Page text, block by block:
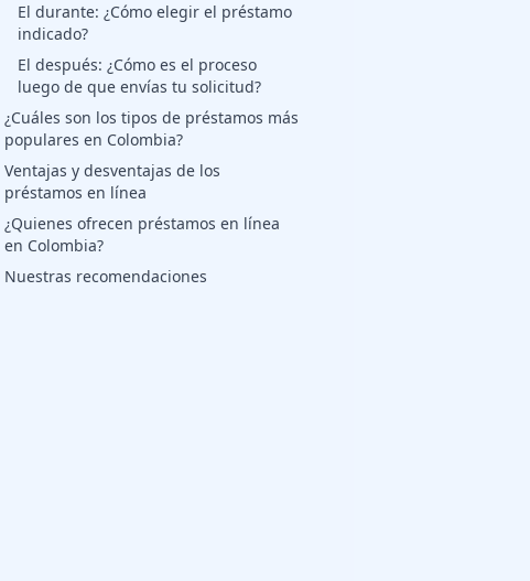
El durante: ¿Cómo elegir el préstamo
indicado?
El después: ¿Cómo es el proceso
luego de que envías tu solicitud?
¿Cuáles son los tipos de préstamos más
populares en Colombia?
Ventajas y desventajas de los
préstamos en línea
¿Quienes ofrecen préstamos en línea
en Colombia?
Nuestras recomendaciones